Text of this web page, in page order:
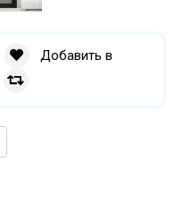
Добавить в